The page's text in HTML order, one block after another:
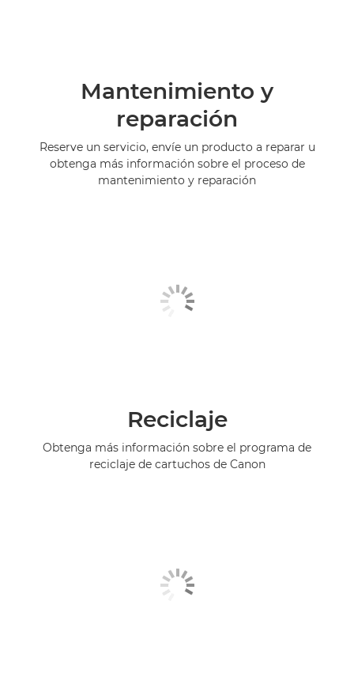
Mantenimiento y
reparación
Reserve un servicio, envíe un producto a reparar u
obtenga más información sobre el proceso de
mantenimiento y reparación
Reciclaje
Obtenga más información sobre el programa de
reciclaje de cartuchos de Canon